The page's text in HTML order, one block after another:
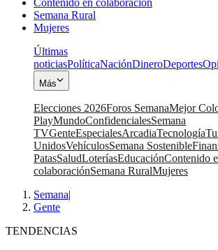
Semana Rural
Mujeres
Últimas
noticiasPolíticaNaciónDineroDeportes
Más
Elecciones 2026Foros SemanaMejor
PlayMundoConfidencialesSemana
TVGenteEspecialesArcadiaTecnología
UnidosVehículosSemana Sostenible
PatasSaludLoteríasEducaciónContenido
colaboraciónSemana RuralMujeres
Semana|
Gente
TENDENCIAS